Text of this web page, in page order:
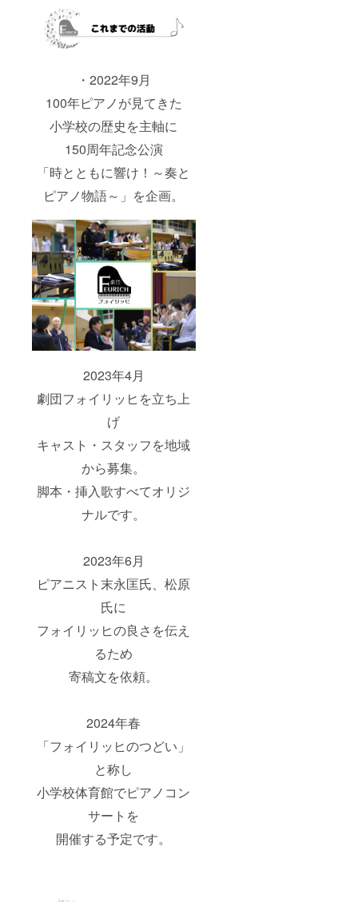
・2022年9月
100年ピアノが見てきた
小学校の歴史を主軸に
150周年記念公演
「時とともに響け！～奏と
ピアノ物語～」を企画。
2023年4月
劇団フォイリッヒを立ち上
げ
キャスト・スタッフを地域
から募集。
脚本・挿入歌すべてオリジ
ナルです。
2023年6月
ピアニスト末永匡氏、松原
氏に
フォイリッヒの良さを伝え
るため
寄稿文を依頼。
2024年春
「フォイリッヒのつどい」
と称し
小学校体育館でピアノコン
サートを
開催する予定です。